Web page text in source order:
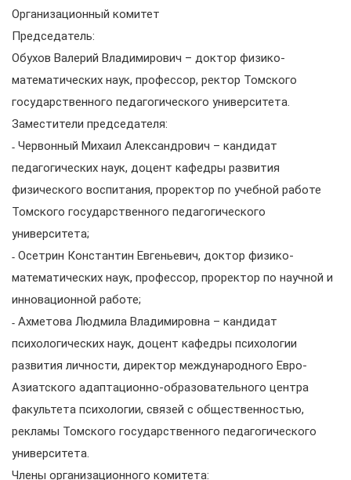
Организационный комитет
Председатель:
Обухов Валерий Владимирович – доктор физико-
математических наук, профессор, ректор Томского
государственного педагогического университета.
Заместители председателя:
˗ Червонный Михаил Александрович – кандидат
педагогических наук, доцент кафедры развития
физического воспитания, проректор по учебной работе
Томского государственного педагогического
университета;
˗ Осетрин Константин Евгеньевич, доктор физико-
математических наук, профессор, проректор по научной и
инновационной работе;
˗ Ахметова Людмила Владимировна – кандидат
психологических наук, доцент кафедры психологии
развития личности, директор международного Евро-
Азиатского адаптационно-образовательного центра
факультета психологии, связей с общественностью,
рекламы Томского государственного педагогического
университета.
Члены организационного комитета: